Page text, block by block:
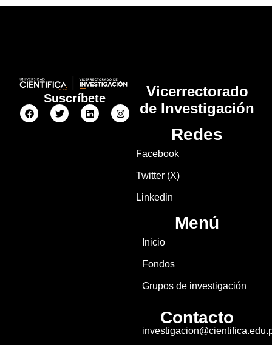
Suscríbete
Vicerrectorado
de Investigación
Redes
Facebook
Twitter (X)
Linkedin
Menú
Inicio
Fondos
Grupos de investigación
Contacto